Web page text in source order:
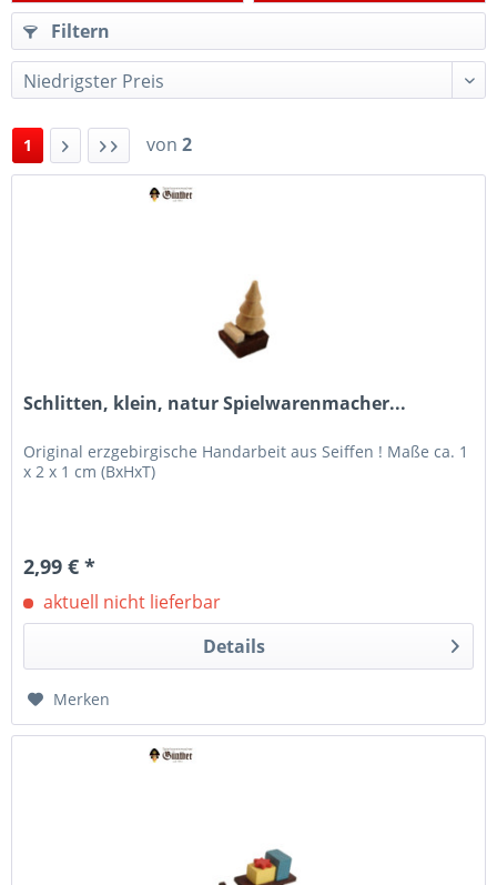
Filtern
1 von 2
Schlitten, klein, natur Spielwarenmacher...
Original erzgebirgische Handarbeit aus Seiffen ! Maße ca. 1
x 2 x 1 cm (BxHxT)
2,99 € *
aktuell nicht lieferbar
Details
Merken